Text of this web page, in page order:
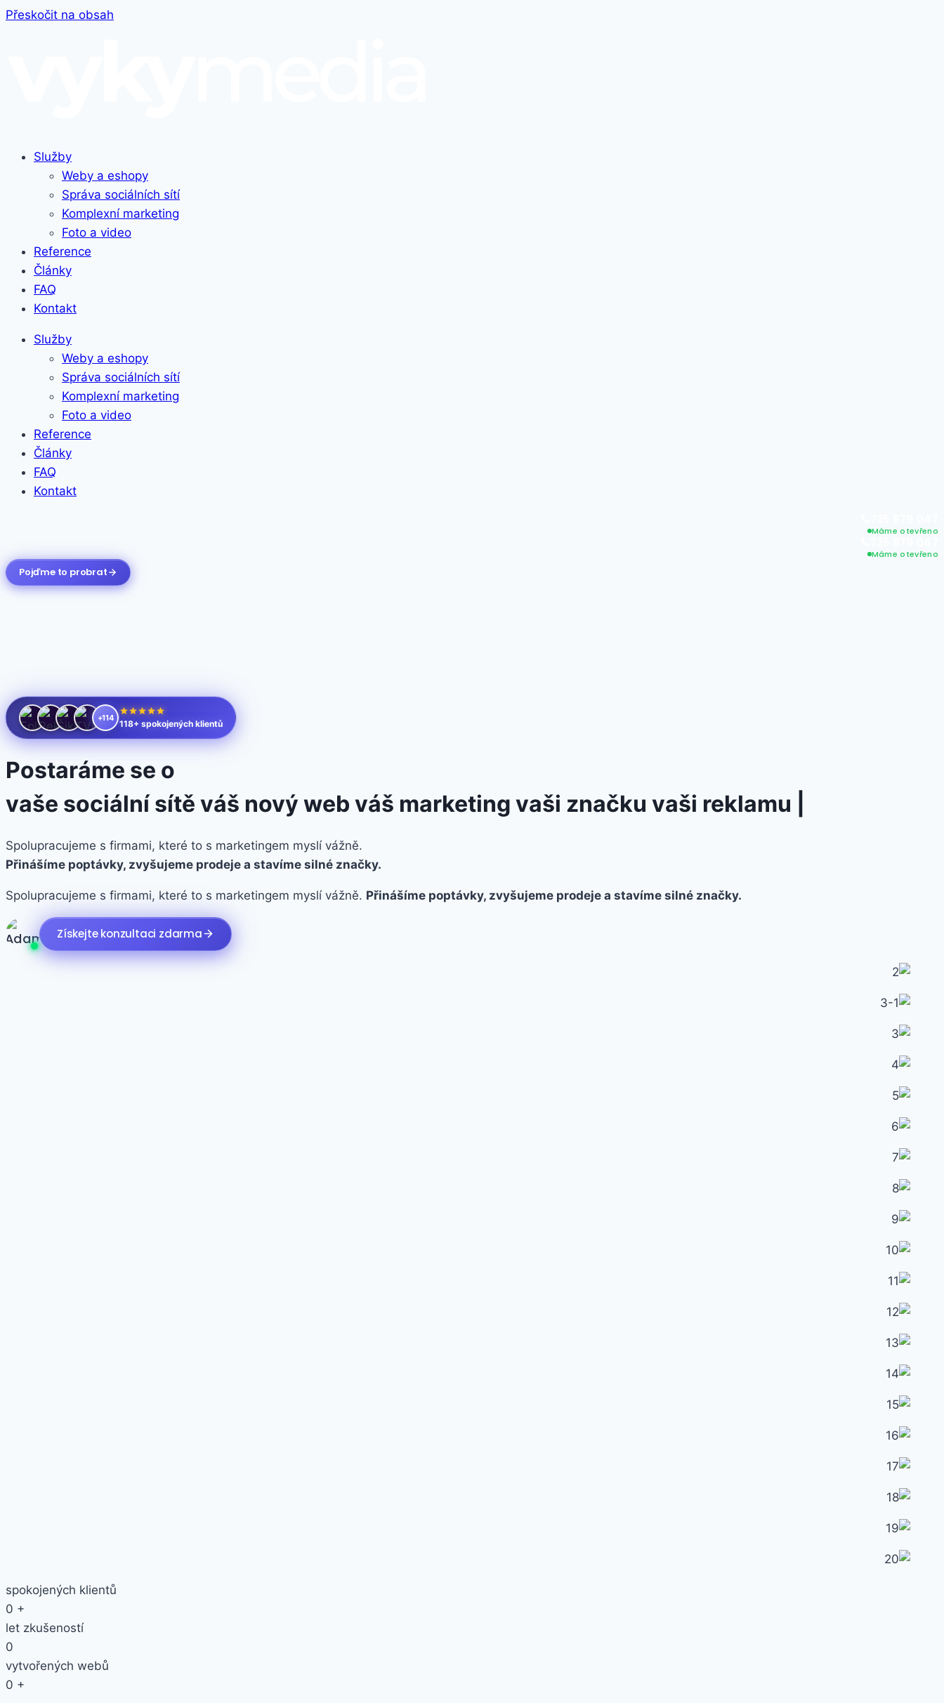
Přeskočit na obsah
Služby
Weby a eshopy
Správa sociálních sítí
Komplexní marketing
Foto a video
Reference
Články
FAQ
Kontakt
Služby
Weby a eshopy
Správa sociálních sítí
Komplexní marketing
Foto a video
Reference
Články
FAQ
Kontakt
Máme otevřeno
Máme otevřeno
Pojďme to probrat
+114
118+ spokojených klientů
Postaráme se o
vaše sociální sítě váš nový web váš marketing vaši značku vaši reklamu
Spolupracujeme s firmami, které to s marketingem myslí vážně.
Přinášíme poptávky, zvyšujeme prodeje a stavíme silné značky.
Spolupracujeme s firmami, které to s marketingem myslí vážně. Přinášíme poptávky, zvyšujeme prodeje a stavíme silné značky.
Získejte konzultaci zdarma
spokojených klientů
0 +
let zkušeností
0
vytvořených webů
0 +